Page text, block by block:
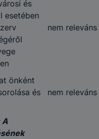
nem releváns
és
esetében
nem releváns
önként
és
nem releváns
A